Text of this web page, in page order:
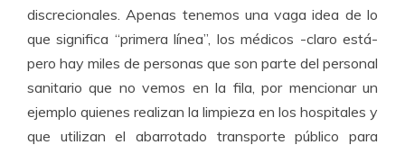
discrecionales. Apenas tenemos una vaga idea de lo
que significa “primera línea”, los médicos -claro está-
pero hay miles de personas que son parte del personal
sanitario que no vemos en la fila, por mencionar un
ejemplo quienes realizan la limpieza en los hospitales y
que utilizan el abarrotado transporte público para